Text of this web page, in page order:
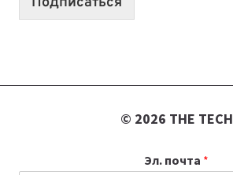
© 2026 THE TECH
Эл. почта *